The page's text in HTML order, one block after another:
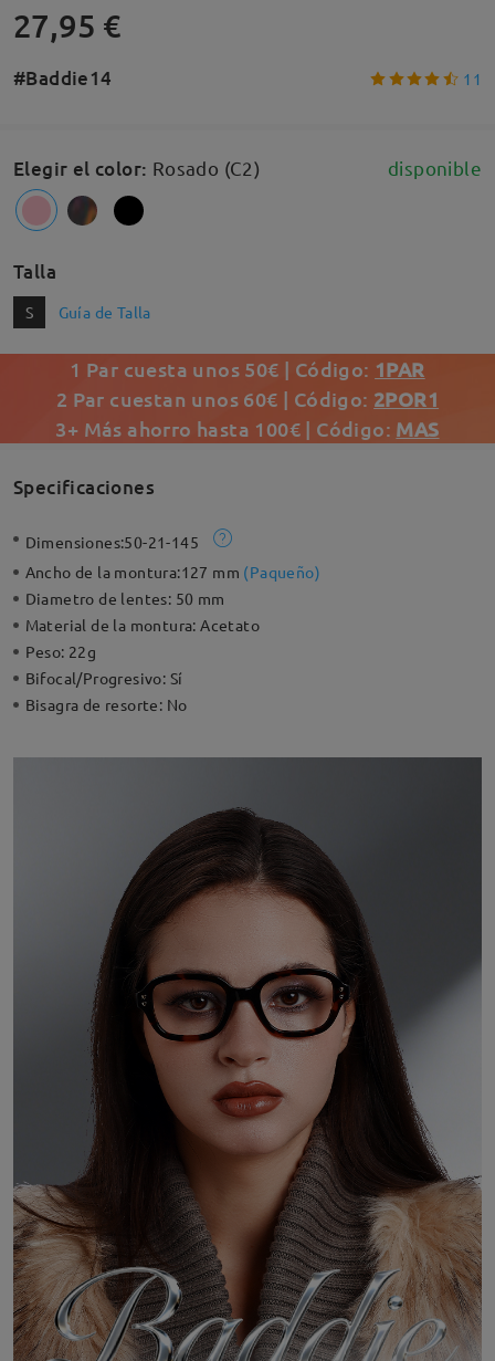
27,95 €
#Baddie14 11
Elegir el color: Rosado (C2) disponible
Talla
S Guía de Talla
1 Par cuesta unos 50€ | Código: 1PAR
2 Par cuestan unos 60€ | Código: 2POR1
3+ Más ahorro hasta 100€ | Código: MAS
Specificaciones
Dimensiones:50-21-145
Ancho de la montura:127 mm (Paqueño)
Diametro de lentes: 50 mm
Material de la montura:Acetato
Peso: 22g
Bifocal/Progresivo: Sí
Bisagra de resorte: No